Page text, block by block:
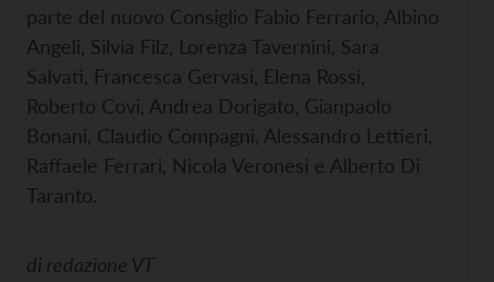
parte del nuovo Consiglio Fabio Ferrario, Albino
Angeli, Silvia Filz, Lorenza Tavernini, Sara
Salvati, Francesca Gervasi, Elena Rossi,
Roberto Covi, Andrea Dorigato, Gianpaolo
Bonani, Claudio Compagni, Alessandro Lettieri,
Raffaele Ferrari, Nicola Veronesi e Alberto Di
Taranto.
di redazione VT